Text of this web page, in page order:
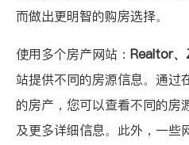
而做出更明智的购房选择。
使用多个房产网站： Realtor、
站提供不同的房源信息。通过
的房产，您可以查看不同的房
及更多详细信息。此外，一些